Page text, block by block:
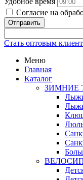
Согласие на
Отправить
Стать оптовым
Меню
Главная
Каталог
ЗИМНИЕ